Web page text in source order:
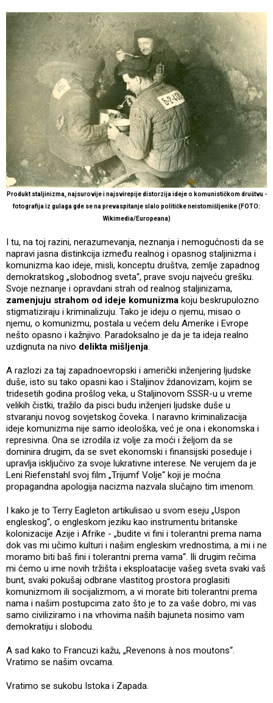
Produkt staljinizma, najsurovije i najsvirepije distorzija ideje o komunističkom društvu -
fotografija iz gulaga gde se na prevaspitanje slalo političke neistomišljenike (FOTO:
Wikimedia/Europeana)
I tu, na toj razini, nerazumevanja, neznanja i nemogućnosti da se
napravi jasna distinkcija između realnog i opasnog staljinizma i
komunizma kao ideje, misli, konceptu društva, zemlje zapadnog
demokratskog „slobodnog sveta“, prave svoju najveću grešku.
Svoje neznanje i opravdani strah od realnog staljinizama,
zamenjuju strahom od ideje komunizma koju beskrupulozno
stigmatiziraju i kriminalizuju. Tako je ideju o njemu, misao o
njemu, o komunizmu, postala u većem delu Amerike i Evrope
nešto opasno i kažnjivo. Paradoksalno je da je ta ideja realno
uzdignuta na nivo delikta mišljenja.
A razlozi za taj zapadnoevropski i američki inženjering ljudske
duše, isto su tako opasni kao i Staljinov ždanovizam, kojim se
tridesetih godina prošlog veka, u Staljinovom SSSR-u u vreme
velikih čistki, tražilo da pisci budu inženjeri ljudske duše u
stvaranju novog sovjetskog čoveka. I naravno kriminalizacija
ideje komunizma nije samo ideološka, već je ona i ekonomska i
represivna. Ona se izrodila iz volje za moći i željom da se
dominira drugim, da se svet ekonomski i finansijski poseduje i
upravlja isključivo za svoje lukrativne interese. Ne verujem da je
Leni Riefenstahl svoj film „Trijumf Volje“ koji je moćna
propagandna apologija nacizma nazvala slučajno tim imenom.
I kako je to Terry Eagleton artikulisao u svom eseju „Uspon
engleskog“, o engleskom jeziku kao instrumentu britanske
kolonizacije Azije i Afrike - „budite vi fini i tolerantni prema nama
dok vas mi učimo kulturi i našim engleskim vrednostima, a mi i ne
moramo biti baš fini i tolerantni prema vama“. Ili drugim rečima
mi ćemo u ime novih tržišta i eksploatacije vašeg sveta svaki vaš
bunt, svaki pokušaj odbrane vlastitog prostora proglasiti
komunizmom ili socijalizmom, a vi morate biti tolerantni prema
nama i našim postupcima zato što je to za vaše dobro, mi vas
samo civiliziramo i na vrhovima naših bajuneta nosimo vam
demokratiju i slobodu.
A sad kako to Francuzi kažu, „Revenons à nos moutons“.
Vratimo se našim ovcama.
Vratimo se sukobu Istoka i Zapada.